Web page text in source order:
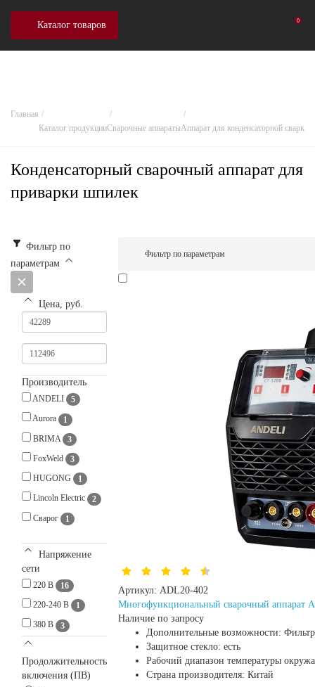
Каталог товаров 0
Главная
Каталог продукцииСварочные аппаратыАппарат для конденсаторной сварки
Конденсаторный сварочный аппарат для
приварки шпилек
Фильтр по
параметрам
Цена, руб.
Производитель
ANDELI
5
Aurora
1
BRIMA
3
FoxWeld
3
HUGONG
1
Lincoln Electric
2
Сварог
1
Напряжение
сети
220 В
16
220-240 В
1
380 В
3
Продолжительность
включения (ПВ)
Фильтр по параметрам
Артикул: ADL20-402
Многофункциональный сварочный
Наличие по запросу
Дополнительные возможности:
Защитное стекло: есть
Рабочий диапазон температуры
Страна производителя: Китай